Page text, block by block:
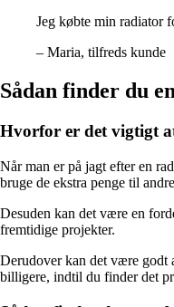
Jeg købte min radiator
– Maria, tilfreds kunde
Sådan finder du
Hvorfor er det vigtigt
Når man er på jagt efter en
bruge de ekstra penge til
Desuden kan det være en
fremtidige projekter.
Derudover kan det være godt
billigere, indtil du finder det